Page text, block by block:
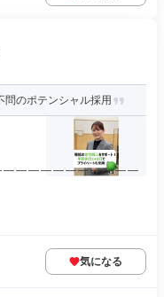
のポテンシャル採用
￣￣￣￣￣￣￣￣￣￣
気になる